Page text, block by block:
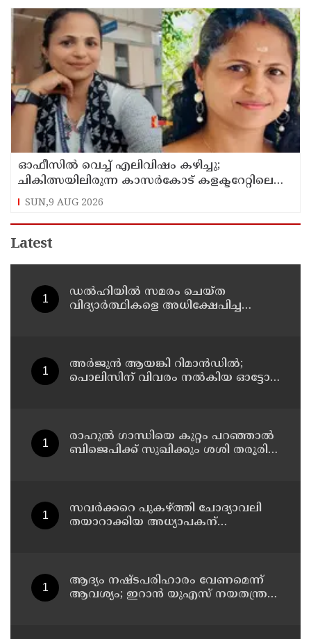
ഓഫീസില്‍ വെച്ച് എലിവിഷം കഴിച്ചു;
ചികിത്സയിലിരുന്ന കാസര്‍കോട് കളക്ടറേറ്റിലെ
സീനിയര്‍ ക്ലര്‍ക്ക് മരിച്ചു
SUN,9 AUG 2026
Latest
ഡൽഹിയിൽ സമരം ചെയ്ത
വിദ്യാർത്ഥികളെ അധിക്ഷേപിച്ച
അര്‍ജുന്‍ ആയങ്കി റിമാന്‍ഡില്‍;
പൊലിസിന് വിവരം നൽകിയ ഓട്ടോ
രാഹുല്‍ ഗാന്ധിയെ കുറ്റം പറഞ്ഞാല്‍
ബിജെപിക്ക് സുഖിക്കും ശശി തരൂരിന്
സവര്‍ക്കറെ പുകഴ്ത്തി ചോദ്യാവലി
തയാറാക്കിയ അധ്യാപകന്
ആദ്യം നഷ്ടപരിഹാരം വേണമെന്ന്
ആവശ്യം; ഇറാന്‍ യുഎസ് നയതന്ത്ര